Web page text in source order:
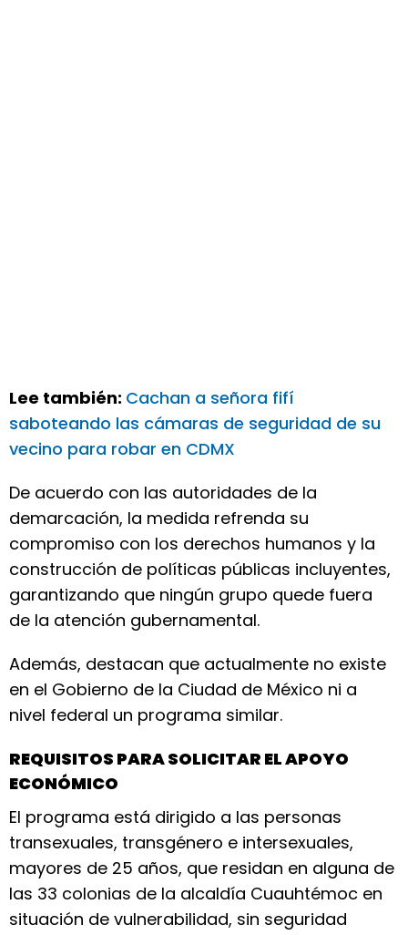
Lee también: Cachan a señora fifí
saboteando las cámaras de seguridad de su
vecino para robar en CDMX
De acuerdo con las autoridades de la
demarcación, la medida refrenda su
compromiso con los derechos humanos y la
construcción de políticas públicas incluyentes,
garantizando que ningún grupo quede fuera
de la atención gubernamental.
Además, destacan que actualmente no existe
en el Gobierno de la Ciudad de México ni a
nivel federal un programa similar.
REQUISITOS PARA SOLICITAR EL APOYO
ECONÓMICO
El programa está dirigido a las personas
transexuales, transgénero e intersexuales,
mayores de 25 años, que residan en alguna de
las 33 colonias de la alcaldía Cuauhtémoc en
situación de vulnerabilidad, sin seguridad